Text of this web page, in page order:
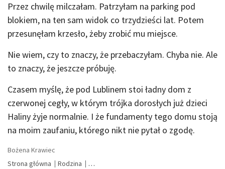
Przez chwilę milczałam. Patrzyłam na parking pod
blokiem, na ten sam widok co trzydzieści lat. Potem
przesunęłam krzesło, żeby zrobić mu miejsce.
Nie wiem, czy to znaczy, że przebaczyłam. Chyba nie. Ale
to znaczy, że jeszcze próbuję.
Czasem myślę, że pod Lublinem stoi ładny dom z
czerwonej cegły, w którym trójka dorosłych już dzieci
Haliny żyje normalnie. I że fundamenty tego domu stoją
na moim zaufaniu, którego nikt nie pytał o zgodę.
Bożena Krawiec
Strona główna
Rodzina